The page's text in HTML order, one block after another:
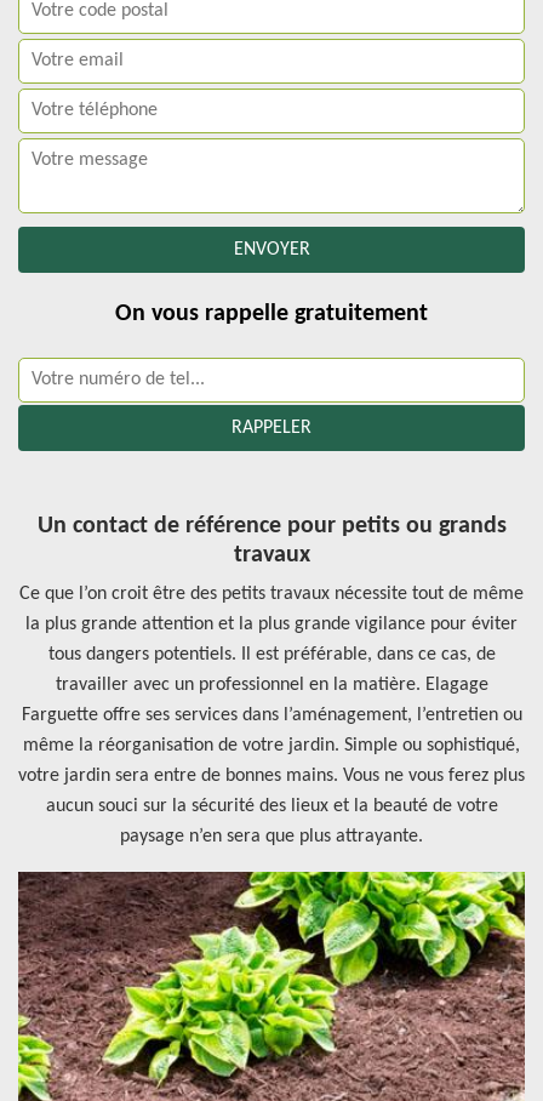
On vous rappelle gratuitement
Un contact de référence pour petits ou grands
travaux
Ce que l’on croit être des petits travaux nécessite tout de même
la plus grande attention et la plus grande vigilance pour éviter
tous dangers potentiels. Il est préférable, dans ce cas, de
travailler avec un professionnel en la matière. Elagage
Farguette offre ses services dans l’aménagement, l’entretien ou
même la réorganisation de votre jardin. Simple ou sophistiqué,
votre jardin sera entre de bonnes mains. Vous ne vous ferez plus
aucun souci sur la sécurité des lieux et la beauté de votre
paysage n’en sera que plus attrayante.